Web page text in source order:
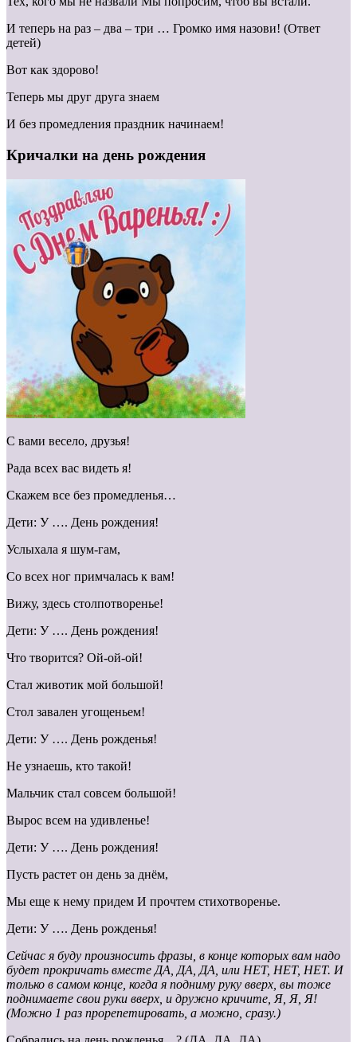
И теперь на раз – два – три … Громко имя назови! (Ответ
детей)
Вот как здорово!
Теперь мы друг друга знаем
И без промедления праздник начинаем!
Кричалки на день рождения
С вами весело, друзья!
Рада всех вас видеть я!
Скажем все без промедленья…
Дети: У …. День рождения!
Услыхала я шум-гам,
Со всех ног примчалась к вам!
Вижу, здесь столпотворенье!
Дети: У …. День рождения!
Что творится? Ой-ой-ой!
Стал животик мой большой!
Стол завален угощеньем!
Дети: У …. День рожденья!
Не узнаешь, кто такой!
Мальчик стал совсем большой!
Вырос всем на удивленье!
Дети: У …. День рождения!
Пусть растет он день за днём,
Мы еще к нему придем И прочтем стихотворенье.
Дети: У …. День рожденья!
Сейчас я буду произносить фразы, в конце которых вам надо
будет прокричать вместе ДА, ДА, ДА, или НЕТ, НЕТ, НЕТ. И
только в самом конце, когда я подниму руку вверх, вы тоже
поднимаете свои руки вверх, и дружно кричите, Я, Я, Я!
(Можно 1 раз прорепетировать, а можно, сразу.)